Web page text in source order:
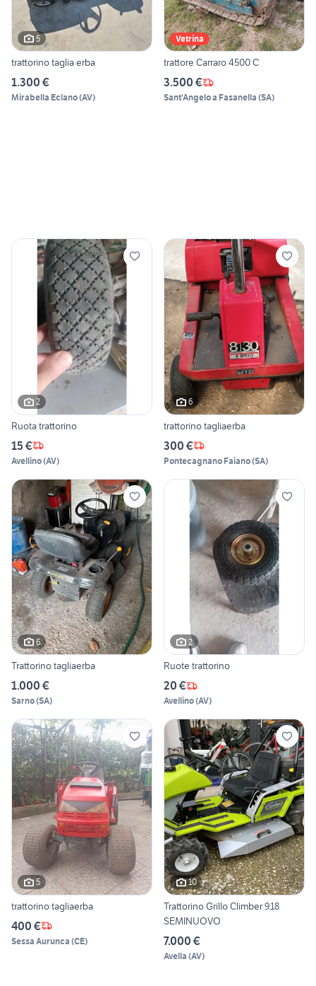
5
trattorino taglia erba
1.300 €
Mirabella Eclano(AV)
Vetrina
trattore Carraro 4500 C
3.500 €
Sant'Angelo a Fasanella (SA)
2
Ruota trattorino
15 €
Avellino(AV)
6
trattorino tagliaerba
300 €
Pontecagnano Faiano(SA)
6
Trattorino tagliaerba
1.000 €
Sarno(SA)
2
Ruote trattorino
20 €
Avellino(AV)
5
trattorino tagliaerba
400 €
Sessa Aurunca (CE)
10
Trattorino Grillo Climber 9.18
SEMINUOVO
7.000 €
Avella (AV)